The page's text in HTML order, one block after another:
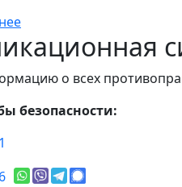
о всех
безопасности: